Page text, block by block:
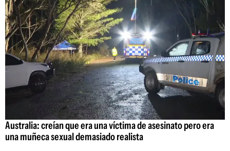
Australia: creían que era una víctima de asesinato pero era
una muñeca sexual demasiado realista